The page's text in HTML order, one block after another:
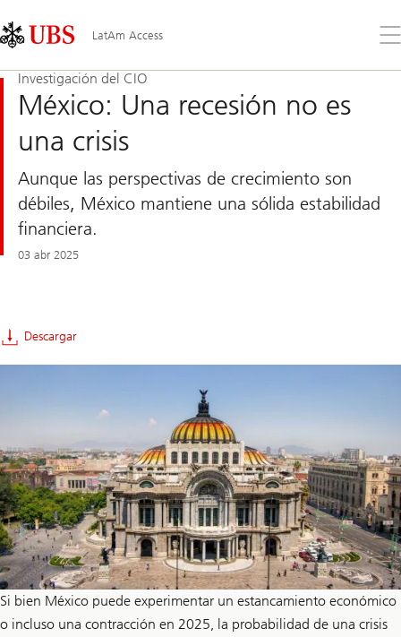
Links
Area
LatAm Access
el
Investigación del CIO
México: Una recesión no es
una crisis
Aunque las perspectivas de crecimiento son
débiles, México mantiene una sólida estabilidad
financiera.
03 abr 2025
Descargar
Si bien México puede experimentar un estancamiento económico
o incluso una contracción en 2025, la probabilidad de una crisis